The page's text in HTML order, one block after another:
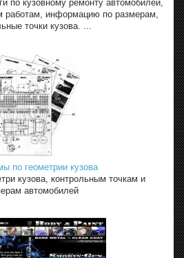
по кузовному ремонту автомобилей,
работам, информацию по размерам,
точки кузова. ...
по геометрии кузова
кузова, контрольным точкам и
автомобилей